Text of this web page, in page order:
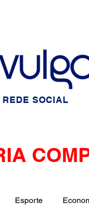
Esporte
REDE SOCIAL